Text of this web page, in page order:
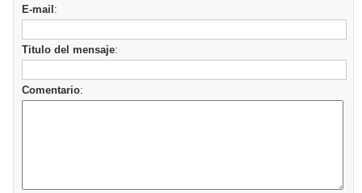
E-mail :
Titulo del mensaje:
Comentario: